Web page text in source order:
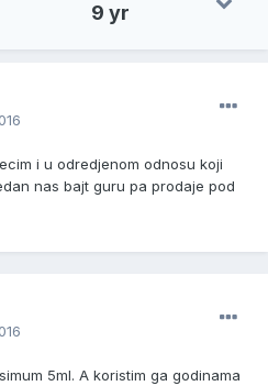
9 yr
i u odredjenom odnosu koji
nas bajt guru pa prodaje pod
5ml. A koristim ga godinama